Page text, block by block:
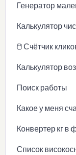
Генератор
Калькулятор
🖱️ Счётчик
Калькулятор
Поиск работы
Какое у меня
Конвертер кг в
Список